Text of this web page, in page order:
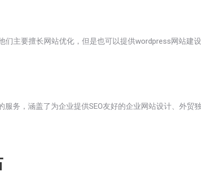
们主要擅长网站优化，但是也可以提供wordpress网站建
务，涵盖了为企业提供SEO友好的企业网站设计、外